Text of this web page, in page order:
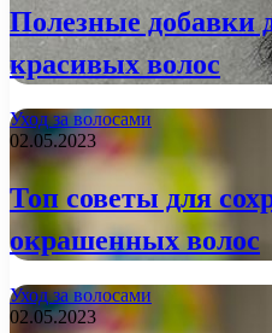
Полезные добавки
красивых волос
Уход за волосами
02.05.2023
Топ советы для
окрашенных волос
Уход за волосами
02.05.2023